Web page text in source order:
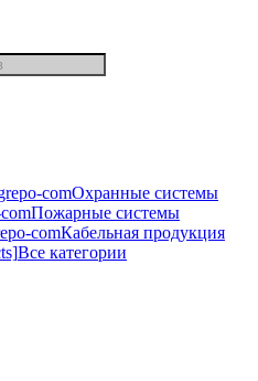
Охранные системы
Пожарные системы
Кабельная продукция
Все категории